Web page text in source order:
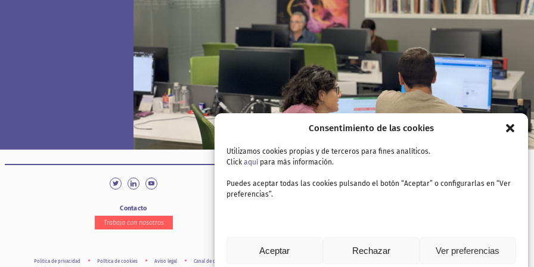
Consentimiento de las cookies
Utilizamos cookies propias y de terceros para fines analíticos.
Click aquí para más información.
Puedes aceptar todas las cookies pulsando el botón “Aceptar” o configurarlas en “Ver
preferencias”.
Aceptar Rechazar Ver preferencias
(Amurrio)
Contacto
Trabaja con nosotros
Politica de privacidad Política de cookies Aviso legal Canal de denuncia